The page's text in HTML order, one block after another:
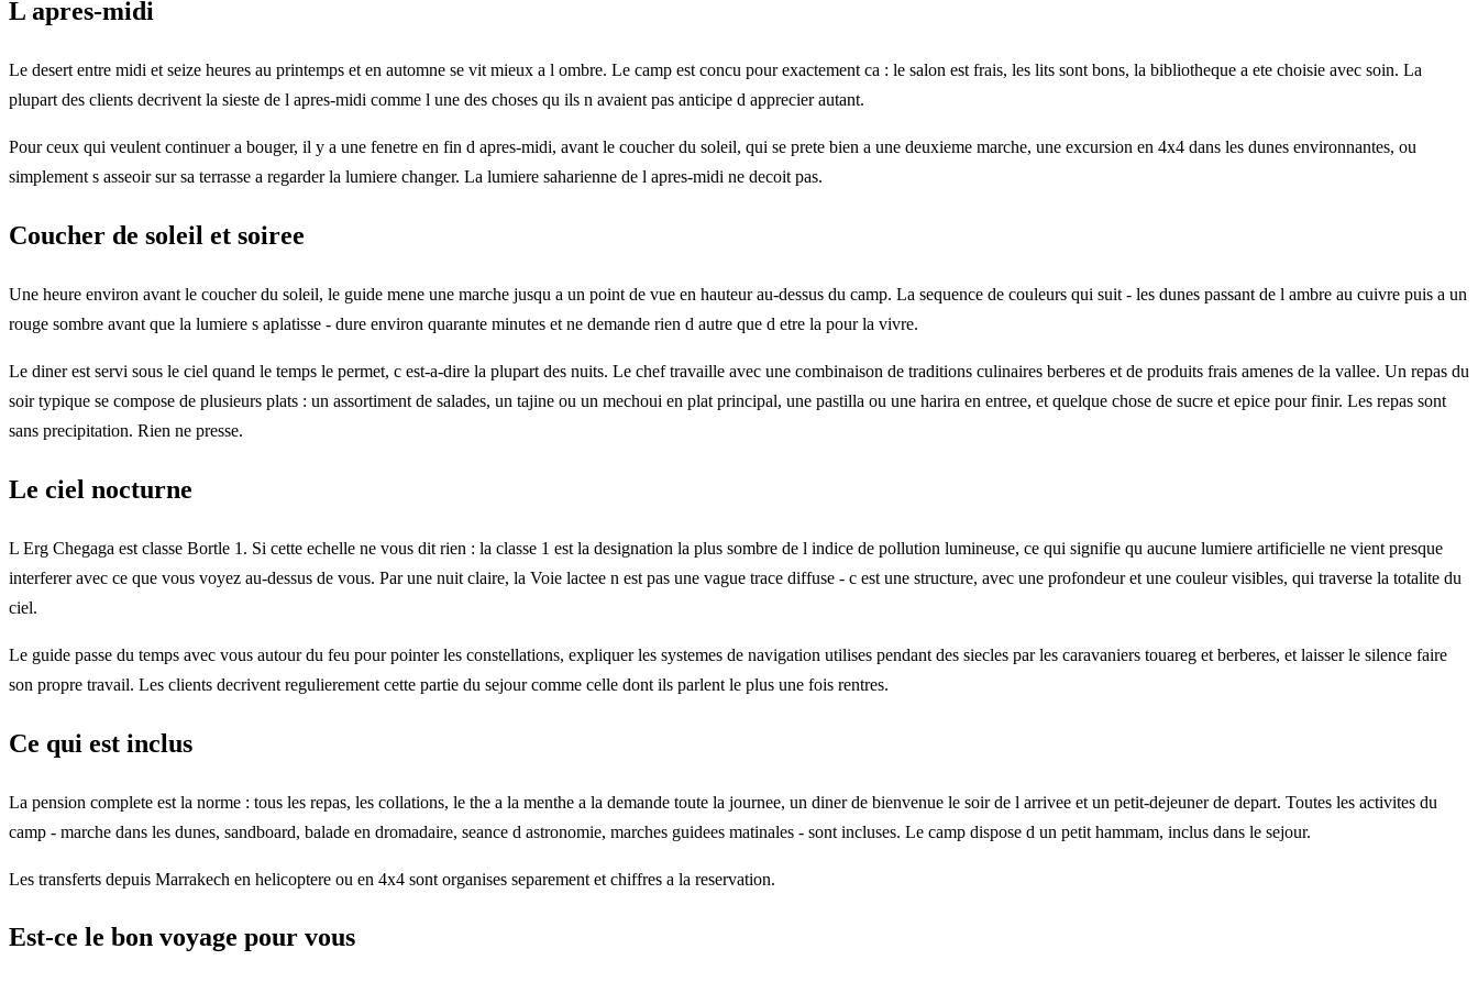
L apres-midi
Le desert entre midi et seize heures au printemps et en automne se vit mieux a l ombre. Le camp est concu pour exactement ca : le salon est frais, les lits sont bons, la bibliotheque a ete choisie avec soin. La
plupart des clients decrivent la sieste de l apres-midi comme l une des choses qu ils n avaient pas anticipe d apprecier autant.
Pour ceux qui veulent continuer a bouger, il y a une fenetre en fin d apres-midi, avant le coucher du soleil, qui se prete bien a une deuxieme marche, une excursion en 4x4 dans les dunes environnantes, ou
simplement s asseoir sur sa terrasse a regarder la lumiere changer. La lumiere saharienne de l apres-midi ne decoit pas.
Coucher de soleil et soiree
Une heure environ avant le coucher du soleil, le guide mene une marche jusqu a un point de vue en hauteur au-dessus du camp. La sequence de couleurs qui suit - les dunes passant de l ambre au cuivre puis a un
rouge sombre avant que la lumiere s aplatisse - dure environ quarante minutes et ne demande rien d autre que d etre la pour la vivre.
Le diner est servi sous le ciel quand le temps le permet, c est-a-dire la plupart des nuits. Le chef travaille avec une combinaison de traditions culinaires berberes et de produits frais amenes de la vallee. Un repas du
soir typique se compose de plusieurs plats : un assortiment de salades, un tajine ou un mechoui en plat principal, une pastilla ou une harira en entree, et quelque chose de sucre et epice pour finir. Les repas sont
sans precipitation. Rien ne presse.
Le ciel nocturne
L Erg Chegaga est classe Bortle 1. Si cette echelle ne vous dit rien : la classe 1 est la designation la plus sombre de l indice de pollution lumineuse, ce qui signifie qu aucune lumiere artificielle ne vient presque
interferer avec ce que vous voyez au-dessus de vous. Par une nuit claire, la Voie lactee n est pas une vague trace diffuse - c est une structure, avec une profondeur et une couleur visibles, qui traverse la totalite du
ciel.
Le guide passe du temps avec vous autour du feu pour pointer les constellations, expliquer les systemes de navigation utilises pendant des siecles par les caravaniers touareg et berberes, et laisser le silence faire
son propre travail. Les clients decrivent regulierement cette partie du sejour comme celle dont ils parlent le plus une fois rentres.
Ce qui est inclus
La pension complete est la norme : tous les repas, les collations, le the a la menthe a la demande toute la journee, un diner de bienvenue le soir de l arrivee et un petit-dejeuner de depart. Toutes les activites du
camp - marche dans les dunes, sandboard, balade en dromadaire, seance d astronomie, marches guidees matinales - sont incluses. Le camp dispose d un petit hammam, inclus dans le sejour.
Les transferts depuis Marrakech en helicoptere ou en 4x4 sont organises separement et chiffres a la reservation.
Est-ce le bon voyage pour vous